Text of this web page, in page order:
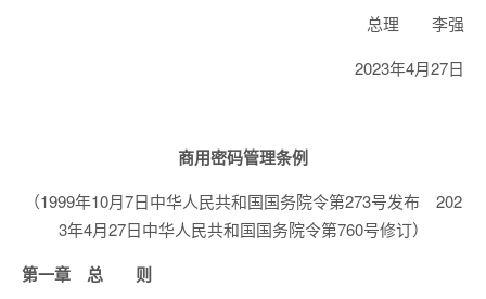
总理 李强
2023年4月27日
商用密码管理条例
（1999年10月7日中华人民共和国国务院令第273号发布 202
3年4月27日中华人民共和国国务院令第760号修订）
第一章 总 则